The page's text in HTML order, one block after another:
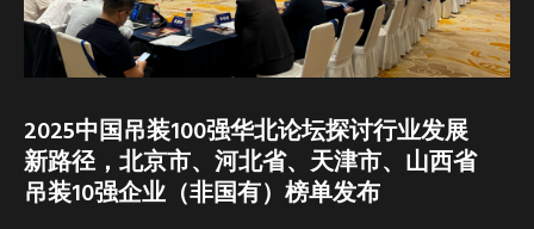
2025中国吊装100强华北论坛探讨行业发展
新路径，北京市、河北省、天津市、山西省
吊装10强企业（非国有）榜单发布